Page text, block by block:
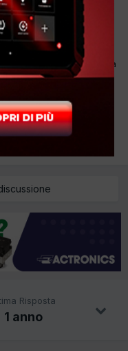
notizie del prezzo del
tre bombole con vuoto a
scorso lo pagavo 15
Risposta
1 anno